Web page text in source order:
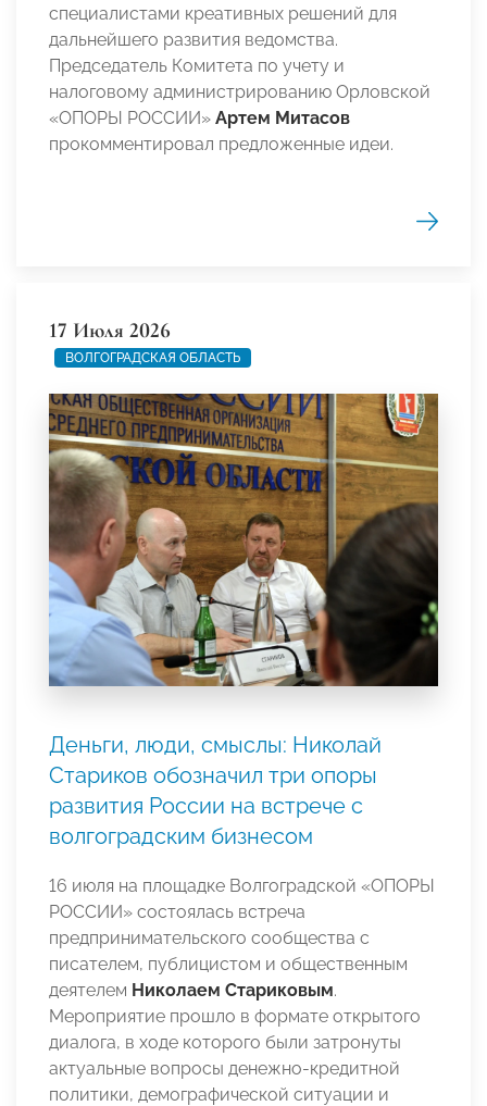
специалистами креативных решений для
дальнейшего развития ведомства.
Председатель Комитета по учету и
налоговому администрированию Орловской
«ОПОРЫ РОССИИ» Артем Митасов
прокомментировал предложенные идеи.
17 Июля 2026
ВОЛГОГРАДСКАЯ ОБЛАСТЬ
Деньги, люди, смыслы: Николай
Стариков обозначил три опоры
развития России на встрече с
волгоградским бизнесом
16 июля на площадке Волгоградской «ОПОРЫ
РОССИИ» состоялась встреча
предпринимательского сообщества с
писателем, публицистом и общественным
деятелем Николаем Стариковым.
Мероприятие прошло в формате открытого
диалога, в ходе которого были затронуты
актуальные вопросы денежно-кредитной
политики, демографической ситуации и